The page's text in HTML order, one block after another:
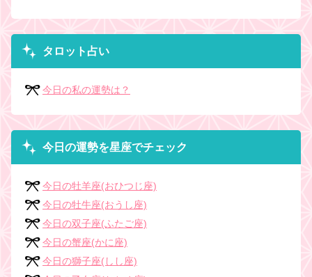
タロット占い
今日の私の運勢は？
今日の運勢を星座でチェック
今日の牡羊座(おひつじ座)
今日の牡牛座(おうし座)
今日の双子座(ふたご座)
今日の蟹座(かに座)
今日の獅子座(しし座)